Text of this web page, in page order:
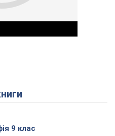
Play Video
9 клас